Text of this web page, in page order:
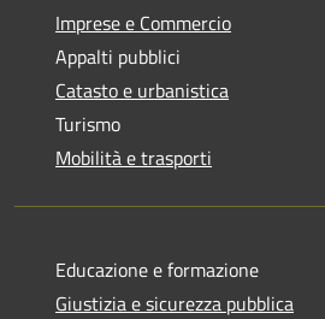
Imprese e Commercio
Appalti pubblici
Catasto e urbanistica
Turismo
Mobilità e trasporti
Educazione e formazione
Giustizia e sicurezza pubblica